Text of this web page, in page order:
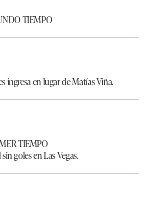
TIEMPO
ingresa en lugar de Matías Viña.
TIEMPO
goles en Las Vegas.